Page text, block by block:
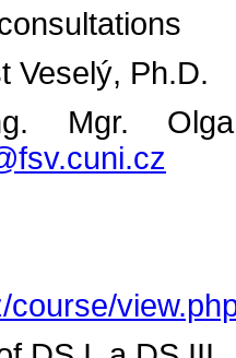
Veselý, Ph.D.
Mgr. Olga